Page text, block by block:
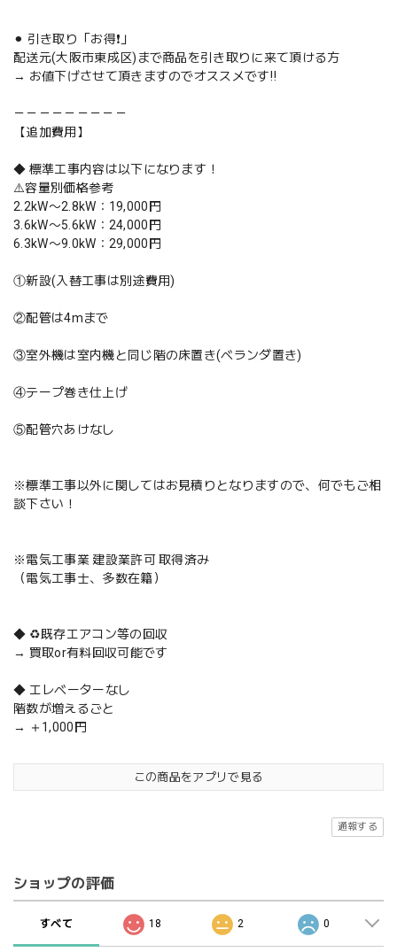
⚫︎ 引き取り「お得❗️」
配送元(大阪市東成区)まで商品を引き取りに来て頂ける方
→ お値下げさせて頂きますのでオススメです‼️
－－－－－－－－－
【追加費用】
◆ 標準工事内容は以下になります！
⚠️容量別価格参考
2.2kW〜2.8kW：19,000円
3.6kW〜5.6kW：24,000円
6.3kW〜9.0kW：29,000円
①新設(入替工事は別途費用)
②配管は4mまで
③室外機は室内機と同じ階の床置き(ベランダ置き)
④テープ巻き仕上げ
⑤配管穴あけなし
※標準工事以外に関してはお見積りとなりますので、何でもご相
談下さい！
※電気工事業 建設業許可 取得済み
（電気工事士、多数在籍）
◆ ♻️既存エアコン等の回収
→ 買取or有料回収可能です
◆ エレベーターなし
階数が増えるごと
→ ＋1,000円
この商品をアプリで見る
通報する
ショップの評価
すべて 18 2 0